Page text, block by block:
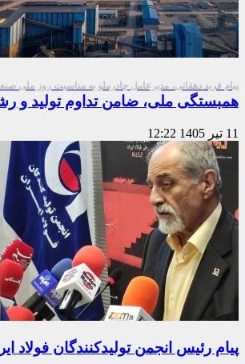
پیام فرید دهقانی، مدیرعامل چادرملو به مناسبت روز ملی
همبستگی ملی، ضامن تداوم تولید و
11 تیر 1405 12:22
پیام رئیس انجمن تولیدکنندگان